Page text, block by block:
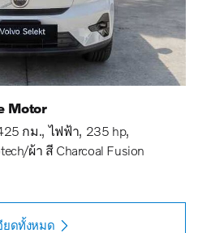
Motor
กม. ไฟฟ้า 235 hp
ผ้า สี Charcoal Fusion
ยดทั้งหมด